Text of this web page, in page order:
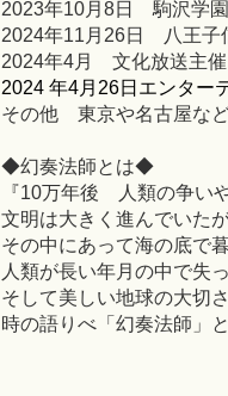
2023年10月8日 駒沢学
2024年11月26日 八王子
2024年4月 文化放送主
2024 年4月26日エンター
その他 東京や名古屋な
◆幻奏法師とは◆
『10万年後 人類の争い
文明は大きく進んでいた
その中にあって海の底で
人類が長い年月の中で失
そして美しい地球の大切
時の語り べ 「 幻奏法師 」 と